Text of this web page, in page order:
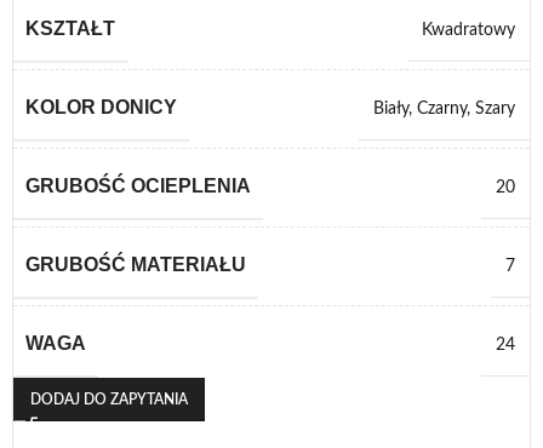
KSZTAŁT Kwadratowy
KOLOR DONICY Biały, Czarny, Szary
GRUBOŚĆ OCIEPLENIA 20
GRUBOŚĆ MATERIAŁU 7
WAGA 24
DODAJ DO ZAPYTANIA